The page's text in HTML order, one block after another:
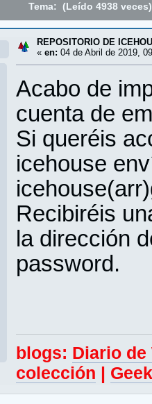
Tema: (Leído 4938 veces)
REPOSITORIO DE
« en: 04 de Abril de 2019,
Acabo de
cuenta de
Si queréis
icehouse
Recibiréis
la dirección
password.
blogs: Diario
colección |